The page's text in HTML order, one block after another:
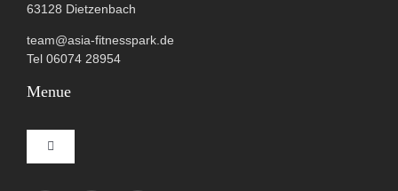
63128 Dietzenbach
team@asia-fitnesspark.de
Tel 06074 28954
Menue
Toggle
Navigation